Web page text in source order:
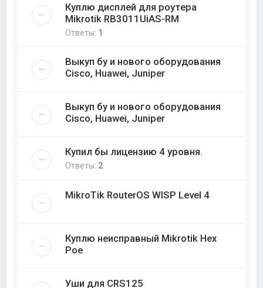
Куплю дисплей для роутера
Mikrotik RB3011UiAS-RM
Ответы: 1
Выкуп бу и нового оборудования
Cisco, Huawei, Juniper
Выкуп бу и нового оборудования
Cisco, Huawei, Juniper
Купил бы лицензию 4 уровня.
Ответы: 2
MikroTik RouterOS WISP Level 4
Куплю неисправный Mikrotik Hex
Poe
Уши для CRS125